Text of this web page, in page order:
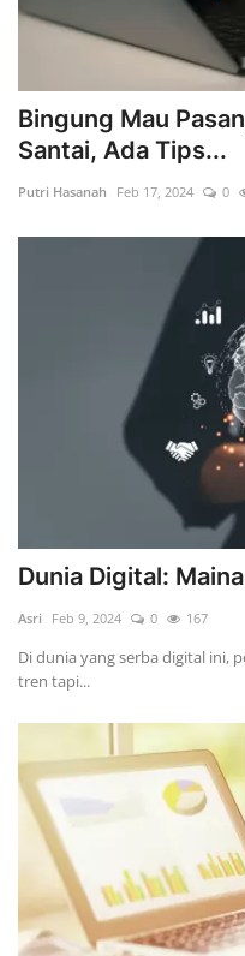
Bingung Mau
Santai, Ada Tips...
Putri Hasanah Feb 17, 2024 0
Dunia Digital:
Asri Feb 9, 2024 0 167
Di dunia yang serba digital ini,
tren tapi...